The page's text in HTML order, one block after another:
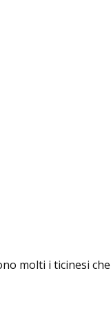
molti i ticinesi